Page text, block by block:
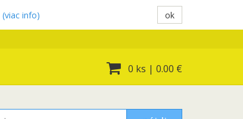
(viac info) ok
0 ks | 0.00 €